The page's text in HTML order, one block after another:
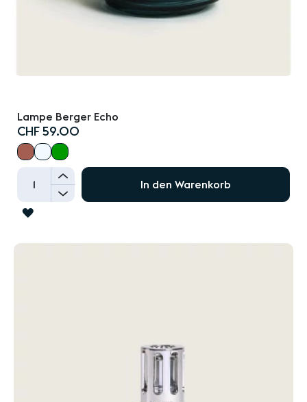
Lampe Berger Echo
CHF 59.00
+
-
In den Warenkorb
ZUR